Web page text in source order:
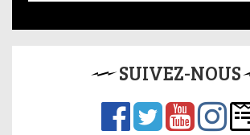
SUIVEZ-NOUS